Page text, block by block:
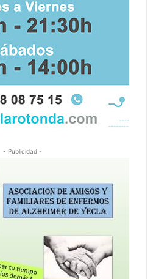
- Publicidad -